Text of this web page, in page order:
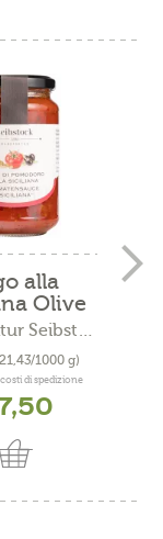
alla
Olive
e...
Manufaktur Seibstock
1000 g)
di spedizione